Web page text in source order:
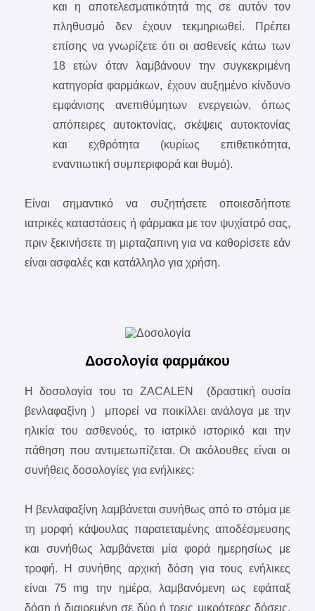
και η αποτελεσματικότητά της σε αυτόν τον
πληθυσμό δεν έχουν τεκμηριωθεί. Πρέπει
επίσης να γνωρίζετε ότι οι ασθενείς κάτω των
18 ετών όταν λαμβάνουν την συγκεκριμένη
κατηγορία φαρμάκων, έχουν αυξημένο κίνδυνο
εμφάνισης ανεπιθύμητων ενεργειών, όπως
απόπειρες αυτοκτονίας, σκέψεις αυτοκτονίας
και εχθρότητα (κυρίως επιθετικότητα,
εναντιωτική συμπεριφορά και θυμό).
Είναι σημαντικό να συζητήσετε οποιεσδήποτε
ιατρικές καταστάσεις ή φάρμακα με τον ψυχίατρό σας,
πριν ξεκινήσετε τη μιρταζαπινη για να καθορίσετε εάν
είναι ασφαλές και κατάλληλο για χρήση.
Δοσολογία φαρμάκου
Η δοσολογία του τo ZACALEN (δραστική ουσία
βενλαφαξίνη ) μπορεί να ποικίλλει ανάλογα με την
ηλικία του ασθενούς, το ιατρικό ιστορικό και την
πάθηση που αντιμετωπίζεται. Οι ακόλουθες είναι οι
συνήθεις δοσολογίες για ενήλικες:
Η βενλαφαξίνη λαμβάνεται συνήθως από το στόμα με
τη μορφή κάψουλας παρατεταμένης αποδέσμευσης
και συνήθως λαμβάνεται μία φορά ημερησίως με
τροφή. Η συνήθης αρχική δόση για τους ενήλικες
είναι 75 mg την ημέρα, λαμβανόμενη ως εφάπαξ
δόση ή διαιρεμένη σε δύο ή τρεις μικρότερες δόσεις.